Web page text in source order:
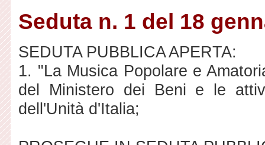
Seduta n. 1 del 18
SEDUTA PUBBLICA APERTA:
1. "La Musica Popolare e
del Ministero dei Beni e le
dell'Unità d'Italia;